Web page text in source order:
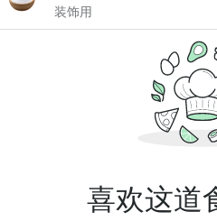
装饰用
喜欢这道